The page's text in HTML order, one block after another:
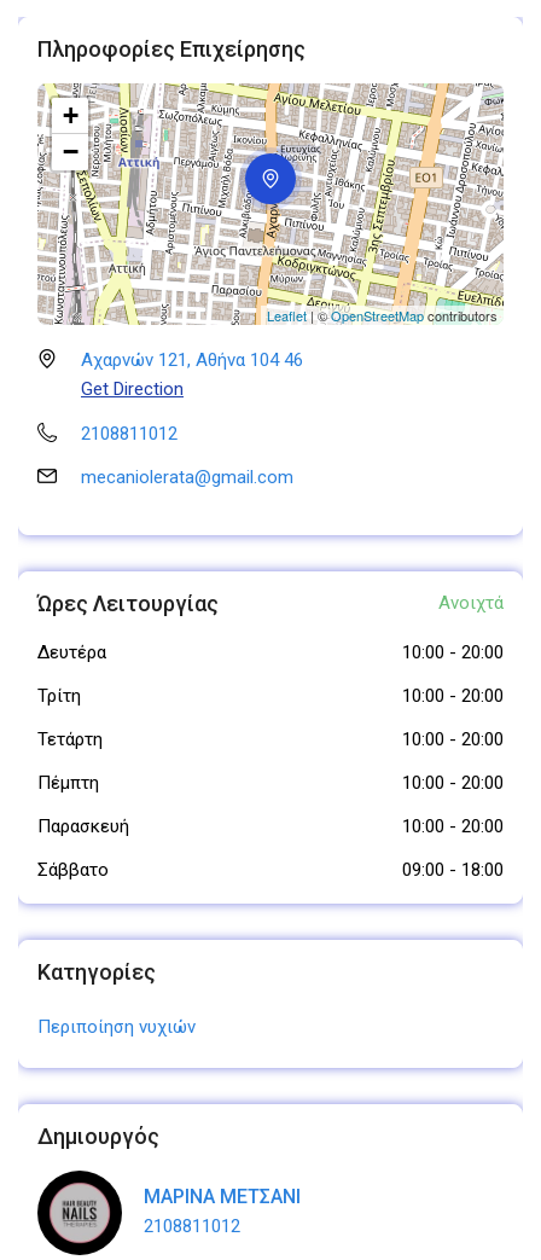
Πληροφορίες Επιχείρησης
+
−
Leaflet| ©OpenStreetMapcontributors
Αχαρνών 121, Αθήνα 104 46
Get Direction
2108811012
mecaniolerata@gmail.com
Ώρες Λειτουργίας Ανοιχτά
Δευτέρα 10:00 - 20:00
Τρίτη
10:00 - 20:00
Τετάρτη
10:00 - 20:00
Πέμπτη
10:00 - 20:00
Παρασκευή
10:00 - 20:00
Σάββατο
09:00 - 18:00
Κατηγορίες
Περιποίηση νυχιών
Δημιουργός
ΜΑΡΙΝΑ ΜΕΤΣΑΝI
2108811012